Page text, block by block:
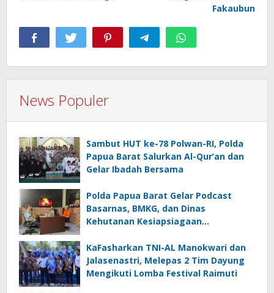
Fakaubun
News Populer
Sambut HUT ke-78 Polwan-RI, Polda
Papua Barat Salurkan Al-Qur’an dan
Gelar Ibadah Bersama
Polda Papua Barat Gelar Podcast
Basarnas, BMKG, dan Dinas
Kehutanan Kesiapsiagaan
KaFasharkan TNI-AL Manokwari dan
Jalasenastri, Melepas 2 Tim Dayung
Mengikuti Lomba Festival Raimuti